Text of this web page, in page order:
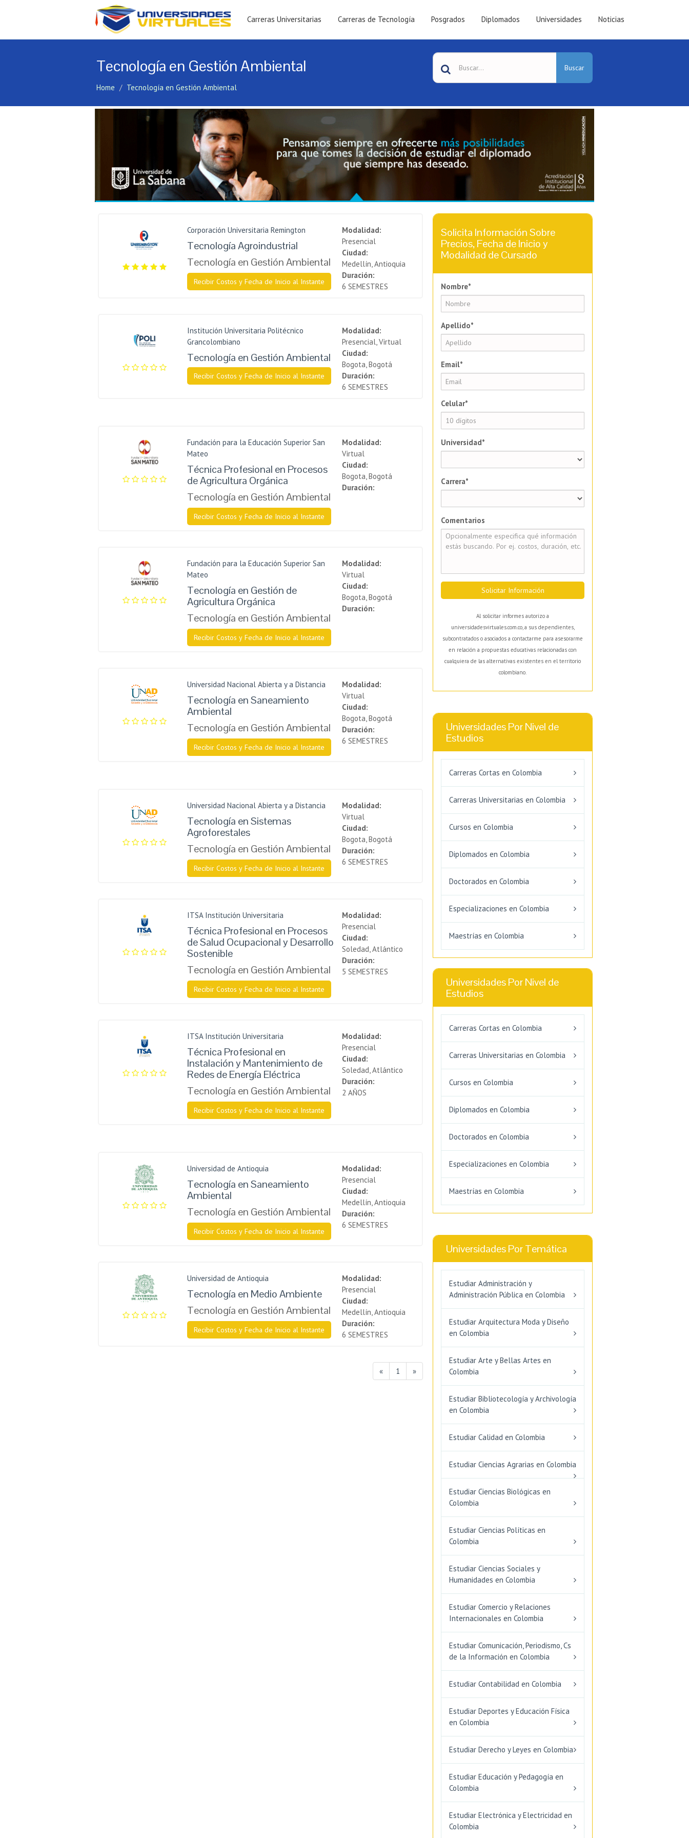
Carreras Universitarias Carreras de Tecnología Posgrados Diplomados Universidades Noticias
Tecnología en Gestión Ambiental
Home Tecnología en Gestión Ambiental
Buscar
Corporación Universitaria Remington
Tecnología Agroindustrial
Tecnología en Gestión Ambiental
Recibir Costos y Fecha de Inicio al Instante
Modalidad:
Presencial
Ciudad:
Medellín, Antioquia
Duración:
6 SEMESTRES
Institución Universitaria Politécnico
Grancolombiano
Tecnología en Gestión Ambiental
Recibir Costos y Fecha de Inicio al Instante
Modalidad:
Presencial, Virtual
Ciudad:
Bogota, Bogotá
Duración:
6 SEMESTRES
Fundación para la Educación Superior San
Mateo
Técnica Profesional en Procesos
de Agricultura Orgánica
Tecnología en Gestión Ambiental
Recibir Costos y Fecha de Inicio al Instante
Modalidad:
Virtual
Ciudad:
Bogota, Bogotá
Duración:
Fundación para la Educación Superior San
Mateo
Tecnología en Gestión de
Agricultura Orgánica
Tecnología en Gestión Ambiental
Recibir Costos y Fecha de Inicio al Instante
Modalidad:
Virtual
Ciudad:
Bogota, Bogotá
Duración:
Universidad Nacional Abierta y a Distancia
Tecnología en Saneamiento
Ambiental
Tecnología en Gestión Ambiental
Recibir Costos y Fecha de Inicio al Instante
Modalidad:
Virtual
Ciudad:
Bogota, Bogotá
Duración:
6 SEMESTRES
Universidad Nacional Abierta y a Distancia
Tecnología en Sistemas
Agroforestales
Tecnología en Gestión Ambiental
Recibir Costos y Fecha de Inicio al Instante
Modalidad:
Virtual
Ciudad:
Bogota, Bogotá
Duración:
6 SEMESTRES
ITSA Institución Universitaria
Técnica Profesional en Procesos
de Salud Ocupacional y Desarrollo
Sostenible
Tecnología en Gestión Ambiental
Recibir Costos y Fecha de Inicio al Instante
Modalidad:
Presencial
Ciudad:
Soledad, Atlántico
Duración:
5 SEMESTRES
ITSA Institución Universitaria
Técnica Profesional en
Instalación y Mantenimiento de
Redes de Energía Eléctrica
Tecnología en Gestión Ambiental
Recibir Costos y Fecha de Inicio al Instante
Modalidad:
Presencial
Ciudad:
Soledad, Atlántico
Duración:
2 AÑOS
Universidad de Antioquia
Tecnología en Saneamiento
Ambiental
Tecnología en Gestión Ambiental
Recibir Costos y Fecha de Inicio al Instante
Modalidad:
Presencial
Ciudad:
Medellín, Antioquia
Duración:
6 SEMESTRES
Universidad de Antioquia
Tecnología en Medio Ambiente
Tecnología en Gestión Ambiental
Recibir Costos y Fecha de Inicio al Instante
Modalidad:
Presencial
Ciudad:
Medellín, Antioquia
Duración:
6 SEMESTRES
« 1 »
Solicita Información Sobre
Precios, Fecha de Inicio y
Modalidad de Cursado
Nombre*
Apellido*
Email*
Celular*
Universidad*
Carrera*
Comentarios
Solicitar Información
Al solicitar informes autorizo a
universidadesvirtuales.com.co, a sus dependientes,
subcontratados o asociados a contactarme para asesorarme
en relación a propuestas educativas relacionadas con
cualquiera de las alternativas existentes en el territorio
colombiano.
Universidades Por Nivel de
Estudios
Carreras Cortas en Colombia
Carreras Universitarias en Colombia
Cursos en Colombia
Diplomados en Colombia
Doctorados en Colombia
Especializaciones en Colombia
Maestrías en Colombia
Universidades Por Nivel de
Estudios
Carreras Cortas en Colombia
Carreras Universitarias en Colombia
Cursos en Colombia
Diplomados en Colombia
Doctorados en Colombia
Especializaciones en Colombia
Maestrías en Colombia
Universidades Por Temática
Estudiar Administración y
Administración Pública en Colombia
Estudiar Arquitectura Moda y Diseño
en Colombia
Estudiar Arte y Bellas Artes en
Colombia
Estudiar Bibliotecología y Archivología
en Colombia
Estudiar Calidad en Colombia
Estudiar Ciencias Agrarias en Colombia
Estudiar Ciencias Biológicas en
Colombia
Estudiar Ciencias Políticas en
Colombia
Estudiar Ciencias Sociales y
Humanidades en Colombia
Estudiar Comercio y Relaciones
Internacionales en Colombia
Estudiar Comunicación, Periodismo, Cs
de la Información en Colombia
Estudiar Contabilidad en Colombia
Estudiar Deportes y Educación Física
en Colombia
Estudiar Derecho y Leyes en Colombia
Estudiar Educación y Pedagogía en
Colombia
Estudiar Electrónica y Electricidad en
Colombia